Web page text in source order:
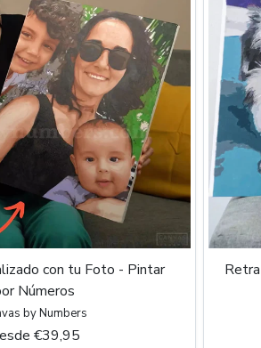
con tu Foto - Pintar
Números
by Numbers
€39,95